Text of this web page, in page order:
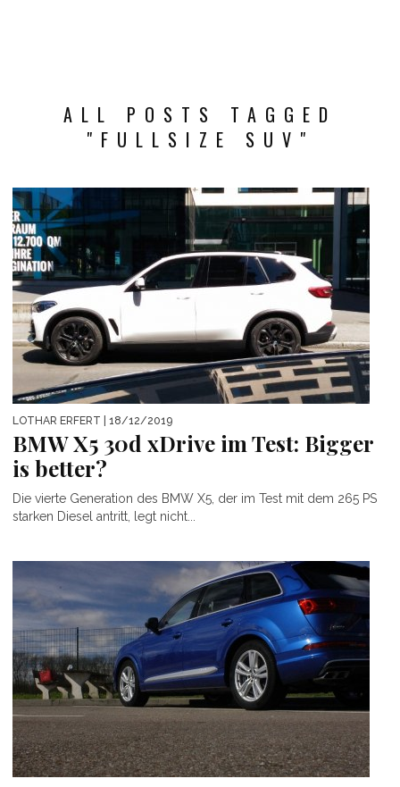
ALL POSTS TAGGED
"FULLSIZE SUV"
LOTHAR ERFERT | 18/12/2019
BMW X5 30d xDrive im Test: Bigger
is better?
Die vierte Generation des BMW X5, der im Test mit dem 265 PS
starken Diesel antritt, legt nicht...